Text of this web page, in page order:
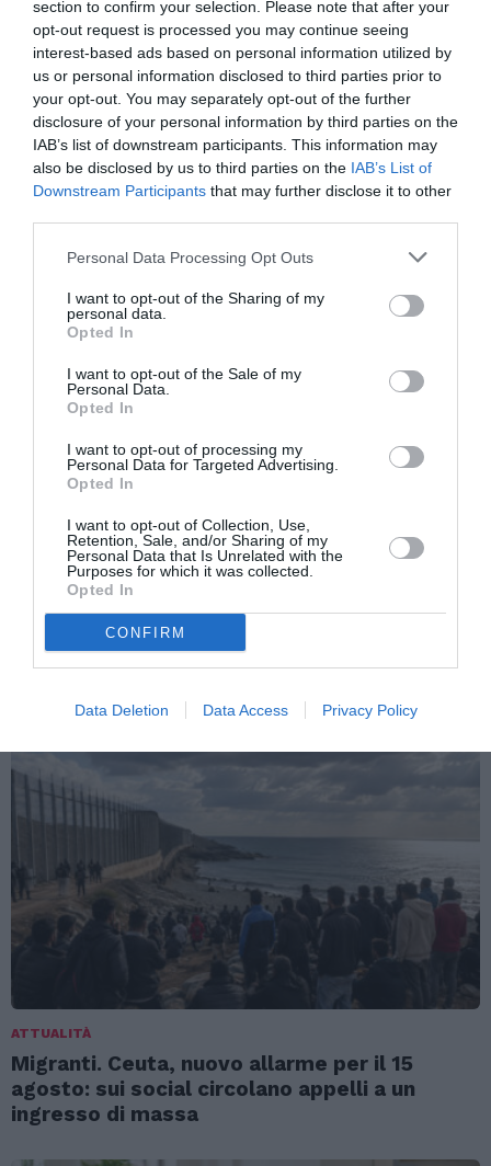
section to confirm your selection. Please note that after your
opt-out request is processed you may continue seeing
interest-based ads based on personal information utilized by
us or personal information disclosed to third parties prior to
your opt-out. You may separately opt-out of the further
disclosure of your personal information by third parties on the
IAB’s list of downstream participants. This information may
also be disclosed by us to third parties on the IAB’s List of
Downstream Participants that may further disclose it to other
Personal Data Processing Opt Outs
I want to opt-out of the Sharing of my
personal data.
Opted In
I want to opt-out of the Sale of my
Personal Data.
Opted In
I want to opt-out of processing my
Personal Data for Targeted Advertising.
Opted In
I want to opt-out of Collection, Use,
Retention, Sale, and/or Sharing of my
Personal Data that Is Unrelated with the
Purposes for which it was collected.
Opted In
CONFIRM
Data Deletion Data Access Privacy Policy
Proprio perché il datore di lavoro domestico non è un sostituto d’imposta non
ha neanche l’obbligo di rilasciare il Cud. L’articolo 32 del Contratto collettivo
nazionale di lavoro prevede però che rilasci, a richiesta del lavoratore, ”una
dichiarazione dalla quale risulti l’ammontare complessivo delle somme erogate
nell’anno" di riferimento.
certificazione, che potrà essere utile a tutti i lavoratori domestici per i propri
del permesso o il rilascio della carta di soggiorno.
Leggi anche:
Bonus famiglia anche se i parenti sono in patria
Articolo precedente
Romania: “Governo italiano incita alla
xenofobia”
Articolo seguente
Frattini: “Governo xenofobo? Non ci risulta”
ANCHE:
ATTUALITÀ
Migranti. Ceuta, nuovo allarme per il 15
agosto: sui social circolano appelli a un
ingresso di massa